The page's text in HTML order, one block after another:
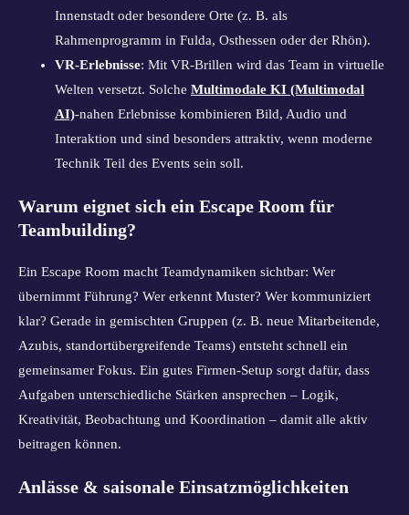
Innenstadt oder besondere Orte (z. B. als
Rahmenprogramm in Fulda, Osthessen oder der Rhön).
VR-Erlebnisse: Mit VR-Brillen wird das Team in virtuelle
Welten versetzt. Solche Multimodale KI (Multimodal
AI)-nahen Erlebnisse kombinieren Bild, Audio und
Interaktion und sind besonders attraktiv, wenn moderne
Technik Teil des Events sein soll.
Warum eignet sich ein Escape Room für
Teambuilding?
Ein Escape Room macht Teamdynamiken sichtbar: Wer
übernimmt Führung? Wer erkennt Muster? Wer kommuniziert
klar? Gerade in gemischten Gruppen (z. B. neue Mitarbeitende,
Azubis, standortübergreifende Teams) entsteht schnell ein
gemeinsamer Fokus. Ein gutes Firmen-Setup sorgt dafür, dass
Aufgaben unterschiedliche Stärken ansprechen – Logik,
Kreativität, Beobachtung und Koordination – damit alle aktiv
beitragen können.
Anlässe & saisonale Einsatzmöglichkeiten